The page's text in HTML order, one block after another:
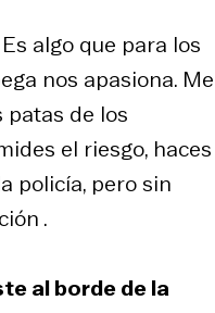
Es algo que para los
nos apasiona. Me
de los
el riesgo, haces
policía, pero sin
.
al borde de la